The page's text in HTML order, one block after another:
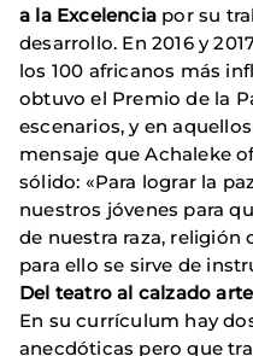
a la Excelencia por su
desarrollo. En 2016 y
los 100 africanos más
obtuvo el Premio de la
escenarios, y en
mensaje que Achaleke
sólido: «Para lograr la
nuestros jóvenes para
de nuestra raza, religión
para ello se sirve de
Del teatro al calzado
En su currículum hay
anecdóticas pero que